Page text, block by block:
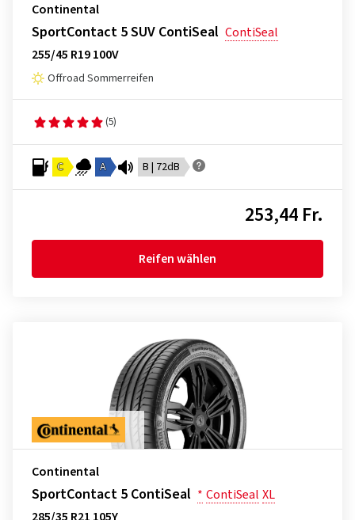
Continental
SportContact 5 SUV ContiSeal ContiSeal
255/45 R19 100V
Offroad Sommerreifen
(5)
C A B | 72dB
253,44 Fr.
Reifen wählen
Continental
SportContact 5 ContiSeal * ContiSeal XL